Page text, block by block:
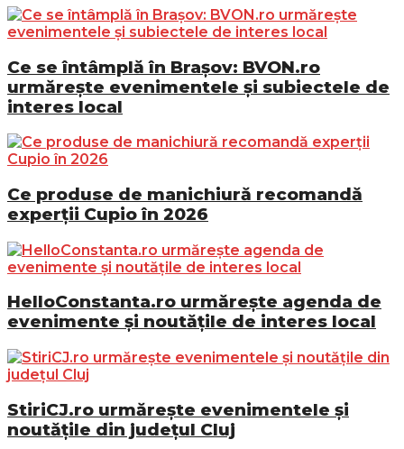
Ce se întâmplă în Brașov: BVON.ro
urmărește evenimentele și subiectele de
interes local
Ce produse de manichiură recomandă
experții Cupio în 2026
HelloConstanta.ro urmărește agenda de
evenimente și noutățile de interes local
StiriCJ.ro urmărește evenimentele și
noutățile din județul Cluj